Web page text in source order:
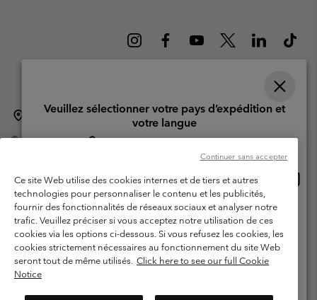
Suisse (français) | English ›| Deutsch › | italiano ›
©2026Columbia Sportswear Company. Avenue des Morgines, 12 1213
Garanties Légales
Politique de confidentialité
Conditions d'utilisation - Membres
Conditions D'utilisation - Contenu généré par l'utilisateur
Impressum
Cookies
Ce site Web utilise des cookies internes et de tiers et autres
technologies pour personnaliser le contenu et les publicités,
fournir des fonctionnalités de réseaux sociaux et analyser notre
trafic. Veuillez préciser si vous acceptez notre utilisation de ces
cookies via les options ci-dessous. Si vous refusez les cookies, les
cookies strictement nécessaires au fonctionnement du site Web
seront tout de même utilisés. Click here to see our full Cookie
Notice
Continuer sans accepter
Veuillez sélectionner votre pays d’expédition et
votre langue
United States
Switzerland-English
Switzerland-Deutsch